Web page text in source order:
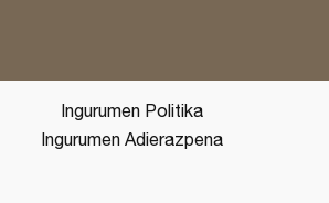
Ingurumen Politika
Ingurumen Adierazpena